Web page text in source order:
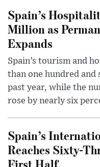
Spain’s
Million as
Expands
Spain’s tourism and
than one hundred
past year, while the
rose by nearly six
Spain’s
Reaches Sixty-